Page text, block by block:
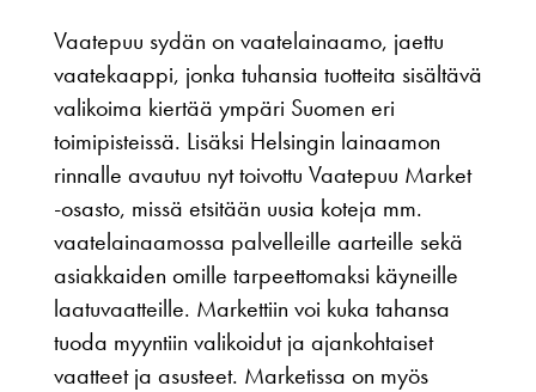
Vaatepuu sydän on vaatelainaamo, jaettu
vaatekaappi, jonka tuhansia tuotteita sisältävä
valikoima kiertää ympäri Suomen eri
toimipisteissä. Lisäksi Helsingin lainaamon
rinnalle avautuu nyt toivottu Vaatepuu Market
-osasto, missä etsitään uusia koteja mm.
vaatelainaamossa palvelleille aarteille sekä
asiakkaiden omille tarpeettomaksi käyneille
laatuvaatteille. Markettiin voi kuka tahansa
tuoda myyntiin valikoidut ja ajankohtaiset
vaatteet ja asusteet. Marketissa on myös